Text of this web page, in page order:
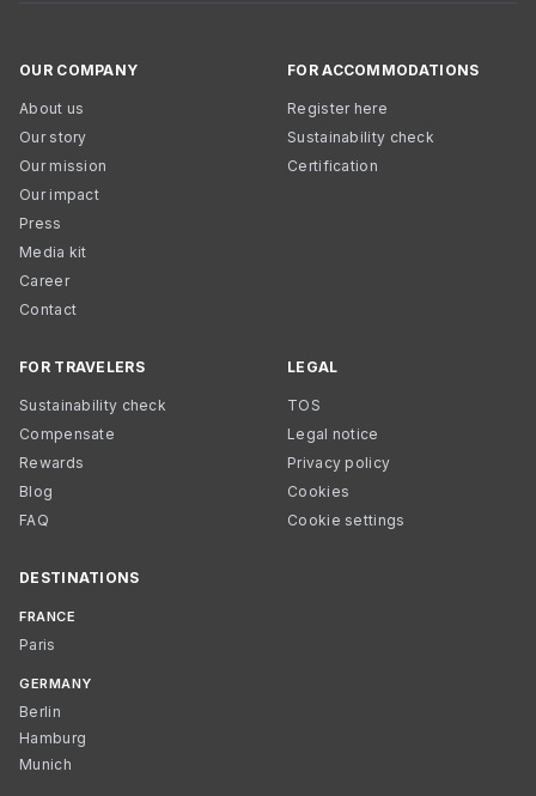
OUR COMPANY
About us
Our story
Our mission
Our impact
Press
Media kit
Career
Contact
FOR ACCOMMODATIONS
Register here
Sustainability check
Certification
FOR TRAVELERS
Sustainability check
Compensate
Rewards
Blog
FAQ
LEGAL
TOS
Legal notice
Privacy policy
Cookies
Cookie settings
DESTINATIONS
FRANCE
Paris
GERMANY
Berlin
Hamburg
Munich